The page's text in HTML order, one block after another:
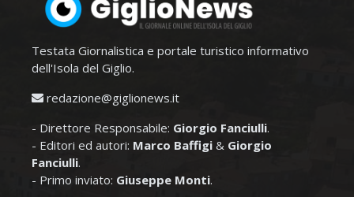
Testata Giornalistica e portale turistico informativo
dell'Isola del Giglio.
redazione@giglionews.it
- Direttore Responsabile: Giorgio Fanciulli.
- Editori ed autori: Marco Baffigi & Giorgio
Fanciulli.
- Primo inviato: Giuseppe Monti.